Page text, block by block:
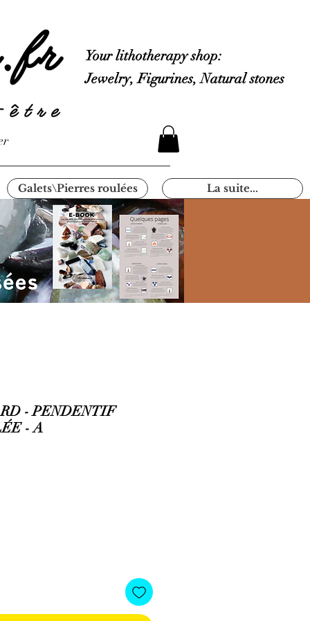
Your lithotherapy shop:
Jewelry, Figurines, Natural stones
Galets\Pierres roulées La suite...
- PENDENTIF
- A